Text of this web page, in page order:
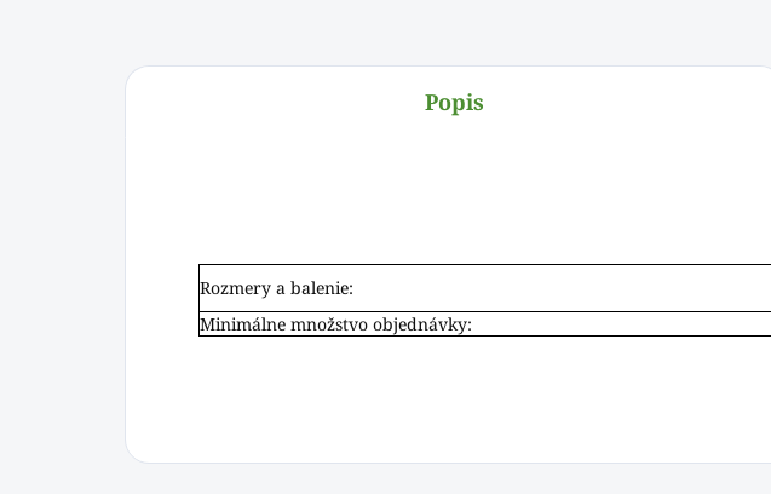
Popis
Rozmery a balenie:
Minimálne množstvo objednávky: